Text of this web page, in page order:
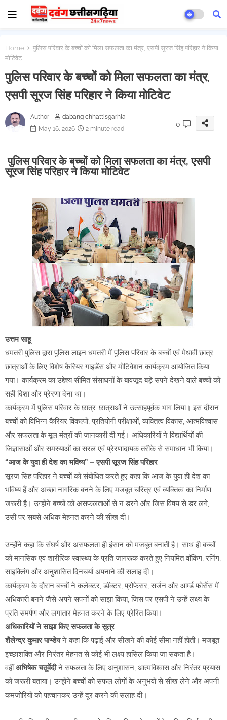
Home
पुलिस परिवार के बच्चों को मिला सफलता का मंत्र, एसपी सूरज सिंह परिहार ने किया
मोटिवेट
पुलिस परिवार के बच्चों को मिला सफलता का मंत्र,
एसपी सूरज सिंह परिहार ने किया मोटिवेट
Author -
dabang chhattisgarhia
May 16, 2026
2 minute read
0
पुलिस परिवार के बच्चों को मिला सफलता का मंत्र, एसपी
सूरज सिंह परिहार ने किया मोटिवेट
उत्तम साहू
धमतरी पुलिस द्वारा पुलिस लाइन धमतरी में पुलिस परिवार के बच्चों एवं मेधावी छात्र-
छात्राओं के लिए विशेष कैरियर गाइडेंस और मोटिवेशन कार्यक्रम आयोजित किया
गया। कार्यक्रम का उद्देश्य सीमित संसाधनों के बावजूद बड़े सपने देखने वाले बच्चों को
सही दिशा और प्रेरणा देना था।
कार्यक्रम में पुलिस परिवार के छात्र-छात्राओं ने उत्साहपूर्वक भाग लिया। इस दौरान
बच्चों को विभिन्न कैरियर विकल्पों, प्रतियोगी परीक्षाओं, व्यक्तित्व विकास, आत्मविश्वास
और सफलता के मूल मंत्रों की जानकारी दी गई। अधिकारियों ने विद्यार्थियों की
जिज्ञासाओं और समस्याओं का सरल एवं प्रेरणादायक तरीके से समाधान भी किया।
“आज के युवा ही देश का भविष्य” – एसपी सूरज सिंह परिहार
सूरज सिंह परिहार ने बच्चों को संबोधित करते हुए कहा कि आज के युवा ही देश का
भविष्य हैं और अच्छा नागरिक बनने के लिए मजबूत चरित्र एवं व्यक्तित्व का निर्माण
जरूरी है। उन्होंने बच्चों को असफलताओं से न डरने और जिस विषय से डर लगे,
उसी पर सबसे अधिक मेहनत करने की सीख दी।
उन्होंने कहा कि संघर्ष और असफलता ही इंसान को मजबूत बनाती है। साथ ही बच्चों
को मानसिक एवं शारीरिक स्वास्थ्य के प्रति जागरूक करते हुए नियमित वॉकिंग, रनिंग,
साइक्लिंग और अनुशासित दिनचर्या अपनाने की सलाह दी।
कार्यक्रम के दौरान बच्चों ने कलेक्टर, डॉक्टर, प्रोफेसर, सर्जन और आर्म्ड फोर्सेस में
अधिकारी बनने जैसे अपने सपनों को साझा किया, जिस पर एसपी ने उन्हें लक्ष्य के
प्रति समर्पण और लगातार मेहनत करने के लिए प्रेरित किया।
अधिकारियों ने साझा किए सफलता के सूत्र
शैलेन्द्र कुमार पाण्डेयने कहा कि पढ़ाई और सीखने की कोई सीमा नहीं होती। मजबूत
इच्छाशक्ति और निरंतर मेहनत से कोई भी लक्ष्य हासिल किया जा सकता है।
वहींअभिषेक चतुर्वेदीने सफलता के लिए अनुशासन, आत्मविश्वास और निरंतर प्रयास
को जरूरी बताया। उन्होंने बच्चों को सफल लोगों के अनुभवों से सीख लेने और अपनी
कमजोरियों को पहचानकर उन्हें दूर करने की सलाह दी।